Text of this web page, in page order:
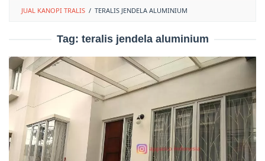
JUAL KANOPI TRALIS / TERALIS JENDELA ALUMINIUM
Tag: teralis jendela aluminium